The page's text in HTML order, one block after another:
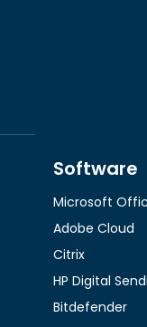
Software
Microsoft
Adobe Cloud
Citrix
HP Digital
Bitdefender